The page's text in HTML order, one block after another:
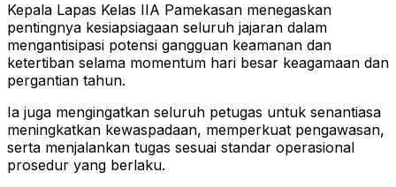
Kepala Lapas Kelas IIA Pamekasan menegaskan
pentingnya kesiapsiagaan seluruh jajaran dalam
mengantisipasi potensi gangguan keamanan dan
ketertiban selama momentum hari besar keagamaan dan
pergantian tahun.
Ia juga mengingatkan seluruh petugas untuk senantiasa
meningkatkan kewaspadaan, memperkuat pengawasan,
serta menjalankan tugas sesuai standar operasional
prosedur yang berlaku.